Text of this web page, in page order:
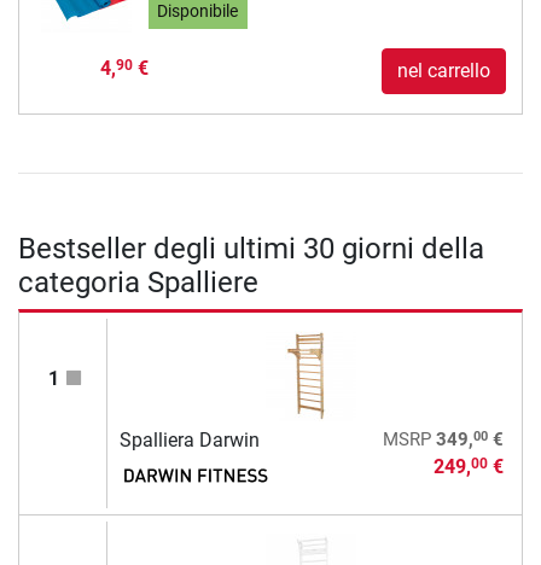
Disponibile
4,90€ nel carrello
Bestseller degli ultimi 30 giorni della
categoria Spalliere
1
Spalliera Darwin MSRP 349,00€
249,00€